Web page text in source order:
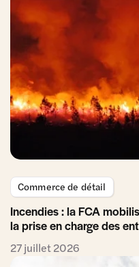
Commerce de détail
Incendies : la FCA
la prise en charge des
27 juillet 2026